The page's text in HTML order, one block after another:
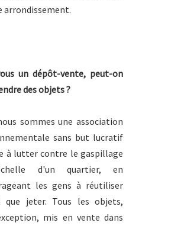
arrondissement.
un dépôt-vente, peut-on
des objets ?
sommes une association
sans but lucratif
à lutter contre le gaspillage
d'un quartier, en
les gens à réutiliser
que jeter. Tous les objets,
mis en vente dans